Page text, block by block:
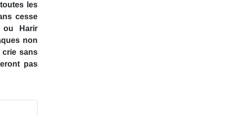
les
cesse
ou Harir
non
crie sans
pas